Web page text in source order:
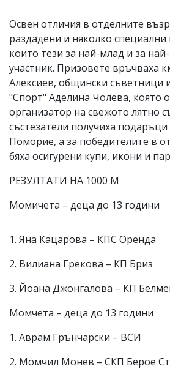
Освен отличия в отделните
раздадени и няколко специални
които тези за най-млад и за
участник. Призовете връчваха
Алексиев, общински съветници
"Спорт" Аделина Чолева, която
организатор на свежото лятно
състезатели получиха
Поморие, а за победителите в
бяха осигурени купи, икони и
РЕЗУЛТАТИ НА 1000 М
Момичета – деца до 13 години
1. Яна Кацарова – КПС Оренда
2. Вилиана Грекова – КП Бриз
3. Йоана Джонгалова – КП
Момчета – деца до 13 години
1. Аврам Грънчарски – ВСИ
2. Момчил Монев – СКП Берое